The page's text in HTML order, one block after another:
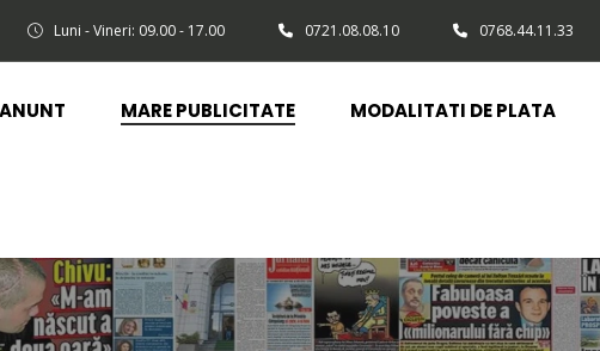
Luni - Vineri: 09.00 - 17.00 0721.08.08.10 0768.44.11.33
MARE PUBLICITATE MODALITATI DE PLATA